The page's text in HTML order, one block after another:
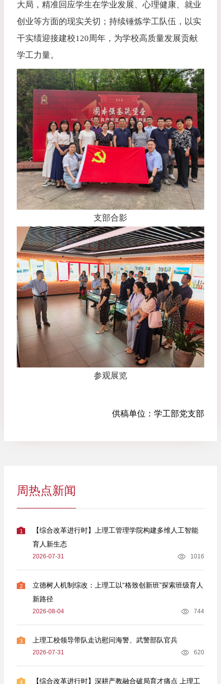
大局，精准回应学生在学业发展、心理健康、就业
创业等方面的现实关切；持续锤炼学工队伍，以实
干实绩迎接建校120周年，为学校高质量发展贡献
学工力量。
支部合影
参观展览
供稿单位： 学工部党支部
周热点新闻
1
【综合改革进行时】上理工管理学院构建多维人工智能
育人新生态
2026-07-31 1016
2
立德树人机制综改：上理工以“格致创新班”探索班级育人
新路径
2026-08-04 744
3 上理工校领导带队走访慰问海警、武警部队官兵
2026-07-31 620
4 【综合改革进行时】深耕产教融合破局育才痛点 上理工